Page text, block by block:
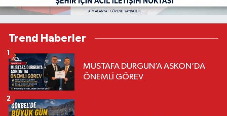
Trend Haberler
MUSTAFA DURGUN’A ASKON’DA
ÖNEMLİ GÖREV
1
2